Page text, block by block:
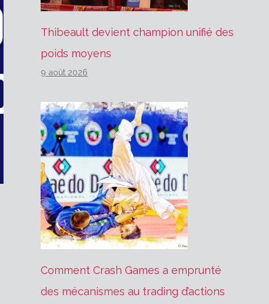
Thibeault devient champion unifié des
poids moyens
9 août 2026
Comment Crash Games a emprunté
des mécanismes au trading d’actions